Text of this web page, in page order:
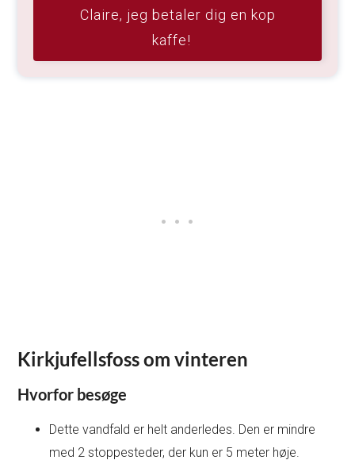
Claire, jeg betaler dig en kop
kaffe!
Kirkjufellsfoss om vinteren
Hvorfor besøge
Dette vandfald er helt anderledes. Den er mindre
med 2 stoppesteder, der kun er 5 meter høje.